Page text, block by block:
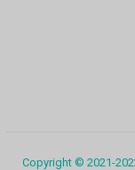
Copyright © 2021-